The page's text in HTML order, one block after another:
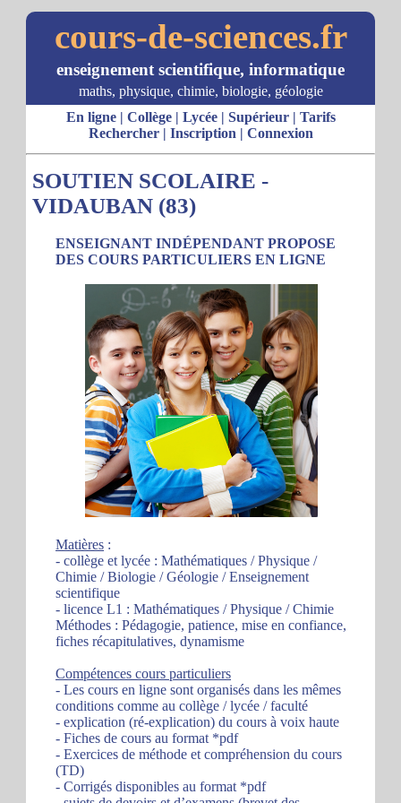
cours-de-sciences.fr
enseignement scientifique, informatique
maths, physique, chimie, biologie, géologie
En ligne| Collège| Lycée| Supérieur| Tarifs
Rechercher| Inscription | Connexion
SOUTIEN SCOLAIRE -
VIDAUBAN (83)
ENSEIGNANT INDÉPENDANT PROPOSE
DES COURS PARTICULIERS EN LIGNE
Matières :
- collège et lycée : Mathématiques / Physique /
Chimie / Biologie / Géologie / Enseignement
scientifique
- licence L1 : Mathématiques / Physique / Chimie
Méthodes : Pédagogie, patience, mise en confiance,
fiches récapitulatives, dynamisme
Compétences cours particuliers
- Les cours en ligne sont organisés dans les mêmes
conditions comme au collège / lycée / faculté
- explication (ré-explication) du cours à voix haute
- Fiches de cours au format *pdf
- Exercices de méthode et compréhension du cours
(TD)
- Corrigés disponibles au format *pdf